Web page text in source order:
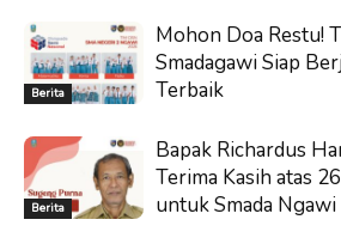
Berita
Mohon Doa Restu!
Smadagawi Siap
Terbaik
Berita
Bapak Richardus
Terima Kasih atas
untuk Smada Ngawi